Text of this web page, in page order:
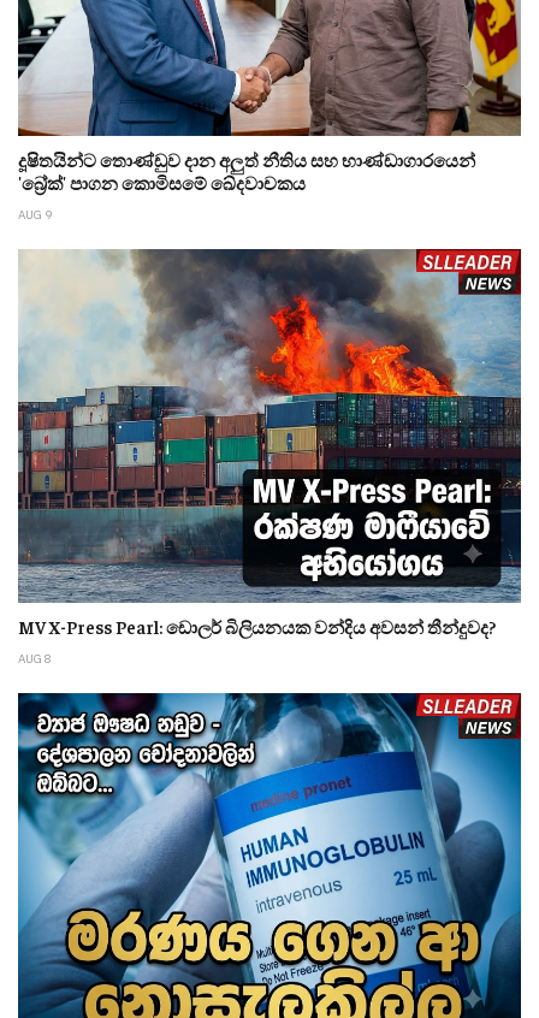
දූෂිතයින්ට තොණ්ඩුව දාන අලුත් නීතිය සහ භාණ්ඩාගාරයෙන්
'බ්‍රේක්' පාගන කොමිසමේ ඛේදවාචකය
AUG 9
MV X-Press Pearl: ඩොලර් බිලියනයක වන්දිය අවසන් තීන්දුවද?
AUG 8